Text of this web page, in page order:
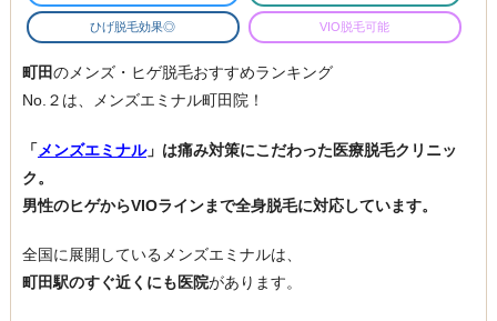
ひげ脱毛効果◎ VIO脱毛可能
町田のメンズ・ヒゲ脱毛おすすめランキング
No.２は、メンズエミナル町田院！
「 メンズエミナル」は痛み対策にこだわった医療脱毛クリニッ
ク。
男性のヒゲからVIOラインまで全身脱毛に対応しています。
全国に展開しているメンズエミナルは、
町田駅のすぐ近くにも医院があります。